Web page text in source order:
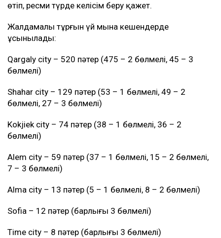
өтіп, ресми түрде келісім беру қажет.
Жалдамалы тұрғын үй мына кешендерде
ұсынылады:
Qargaly city – 520 пәтер (475 – 2 бөлмелі, 45 – 3
бөлмелі)
Shahar city – 129 пәтер (53 – 1 бөлмелі, 49 – 2
бөлмелі, 27 – 3 бөлмелі)
Kokjiek city – 74 пәтер (38 – 1 бөлмелі, 36 – 2
бөлмелі)
Alem city – 59 пәтер (37 – 1 бөлмелі, 15 – 2 бөлмелі,
7 – 3 бөлмелі)
Alma city – 13 пәтер (5 – 1 бөлмелі, 8 – 2 бөлмелі)
Sofia – 12 пәтер (барлығы 3 бөлмелі)
Time city – 8 пәтер (барлығы 3 бөлмелі)